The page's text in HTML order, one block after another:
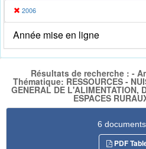
2006
Année mise en ligne
Résultats de recherche : -
Thématique: RESSOURCES -
GENERAL DE L'ALIMENTATION,
ESPACES
6
PDF